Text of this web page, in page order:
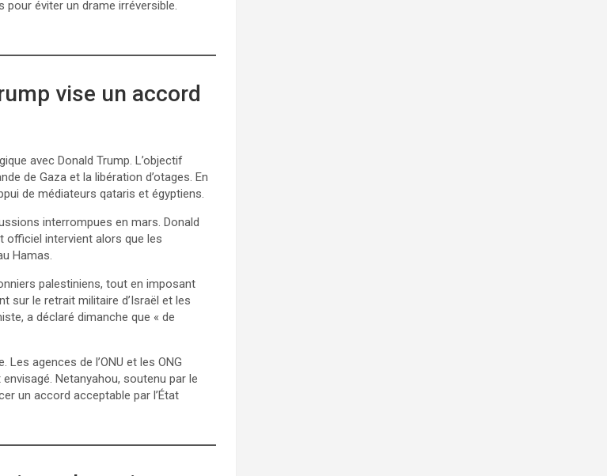
pour éviter un drame irréversible.
vise un accord
avec Donald Trump. L’objectif
de Gaza et la libération d’otages. En
de médiateurs qataris et égyptiens.
interrompues en mars. Donald
officiel intervient alors que les
Hamas.
palestiniens, tout en imposant
sur le retrait militaire d’Israël et les
a déclaré dimanche que « de
agences de l’ONU et les ONG
Netanyahou, soutenu par le
un accord acceptable par l’État